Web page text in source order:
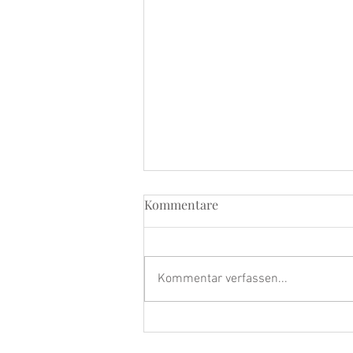
Kommentare
Kommentar verfassen...